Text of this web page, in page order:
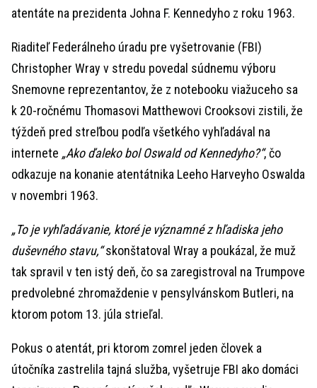
atentáte na prezidenta Johna F. Kennedyho z roku 1963.
Riaditeľ Federálneho úradu pre vyšetrovanie (FBI)
Christopher Wray v stredu povedal súdnemu výboru
Snemovne reprezentantov, že z notebooku viažuceho sa
k 20-ročnému Thomasovi Matthewovi Crooksovi zistili, že
týždeň pred streľbou podľa všetkého vyhľadával na
internete „Ako ďaleko bol Oswald od Kennedyho?“, čo
odkazuje na konanie atentátnika Leeho Harveyho Oswalda
v novembri 1963.
„To je vyhľadávanie, ktoré je významné z hľadiska jeho
duševného stavu,“skonštatoval Wray a poukázal, že muž
tak spravil v ten istý deň, čo sa zaregistroval na Trumpove
predvolebné zhromaždenie v pensylvánskom Butleri, na
ktorom potom 13. júla strieľal.
Pokus o atentát, pri ktorom zomrel jeden človek a
útočníka zastrelila tajná služba, vyšetruje FBI ako domáci